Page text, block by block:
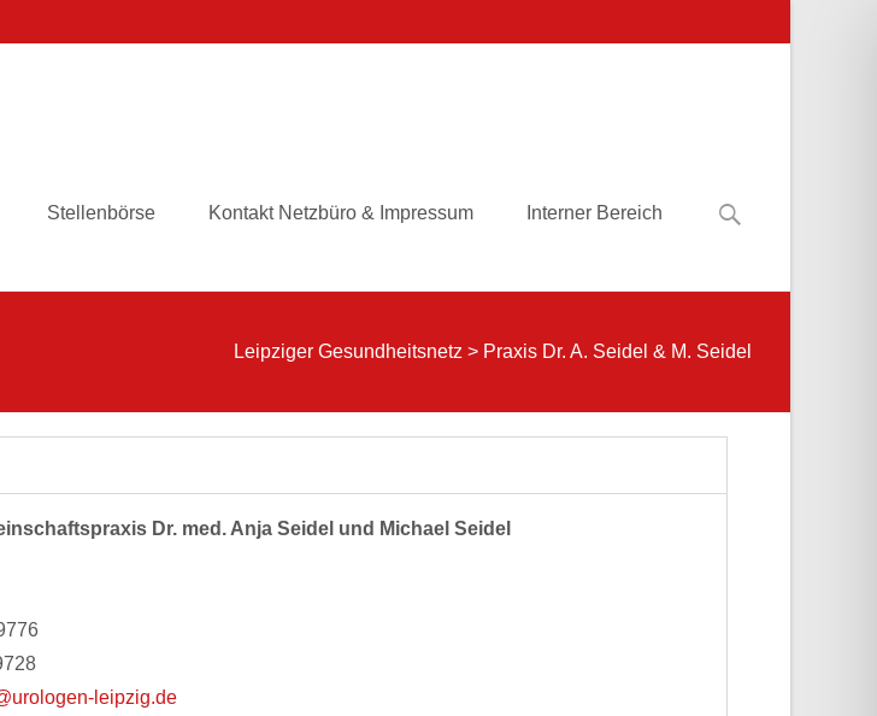
Stellenbörse Kontakt Netzbüro & Impressum Interner Bereich
Leipziger Gesundheitsnetz > Praxis Dr. A. Seidel & M. Seidel
Dr. med. Anja Seidel und Michael Seidel
leipzig.de